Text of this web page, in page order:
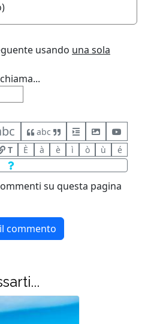
usando una sola
abc
T
È à è ì ò ù é
su questa pagina